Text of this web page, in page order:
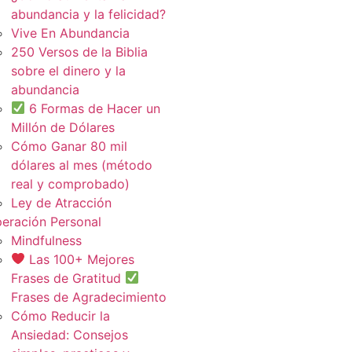
abundancia y la felicidad?
Vive En Abundancia
250 Versos de la Biblia
sobre el dinero y la
abundancia
6 Formas de Hacer un
Millón de Dólares
Cómo Ganar 80 mil
dólares al mes (método
real y comprobado)
Ley de Atracción
Personal
Mindfulness
Las 100+ Mejores
Frases de Gratitud
Frases de Agradecimiento
Cómo Reducir la
Ansiedad: Consejos